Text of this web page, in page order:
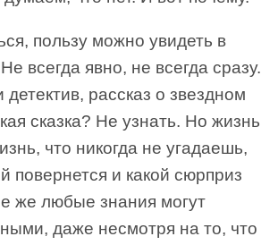
пользу можно увидеть в
всегда явно, не всегда сразу.
детектив, рассказ о звездном
сказка? Не узнать. Но жизнь
что никогда не угадаешь,
повернется и какой сюрприз
же любые знания могут
даже несмотря на то, что